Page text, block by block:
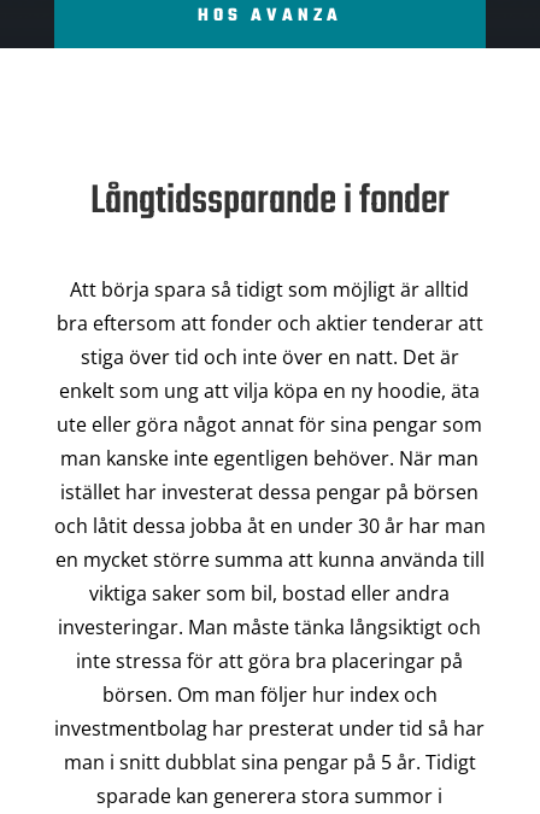
HOS AVANZA
Långtidssparande i fonder
Att börja spara så tidigt som möjligt är alltid
bra eftersom att fonder och aktier tenderar att
stiga över tid och inte över en natt. Det är
enkelt som ung att vilja köpa en ny hoodie, äta
ute eller göra något annat för sina pengar som
man kanske inte egentligen behöver. När man
istället har investerat dessa pengar på börsen
och låtit dessa jobba åt en under 30 år har man
en mycket större summa att kunna använda till
viktiga saker som bil, bostad eller andra
investeringar. Man måste tänka långsiktigt och
inte stressa för att göra bra placeringar på
börsen. Om man följer hur index och
investmentbolag har presterat under tid så har
man i snitt dubblat sina pengar på 5 år. Tidigt
sparade kan generera stora summor i